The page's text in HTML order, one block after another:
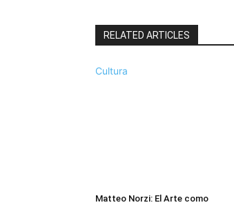
RELATED ARTICLES
Cultura
Matteo Norzi: El Arte como